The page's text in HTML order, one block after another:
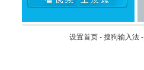
设置首页 - 搜狗输入法 -